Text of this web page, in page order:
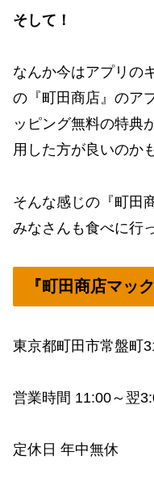
そして！
なんか今はアプリの
の『町田商店』のア
ッピング無料の特典
用した方が良いのか
そんな感じの『町田
みなさんも食べに行
『町田商店マッ
東京都町田市常盤町
営業時間 11:00～翌
定休日 年中無休